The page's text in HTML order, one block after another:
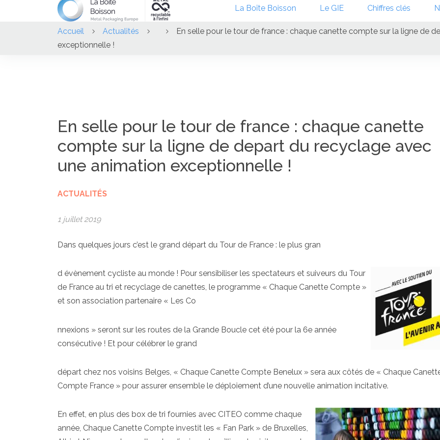
La Boîte Boisson Le GIE Chiffres clés
Accueil Actualités
En selle pour le tour de france : chaque canette compte sur la ligne de
exceptionnelle !
En selle pour le tour de france : chaque canette
compte sur la ligne de depart du recyclage avec
une animation exceptionnelle !
ACTUALITÉS
1 juillet 2019
Dans quelques jours c’est le grand départ du Tour de France : le plus gran
d évènement cycliste au monde ! Pour sensibiliser les spectateurs et suiveurs du Tour
de France au tri et recyclage de canettes, le programme « Chaque Canette Compte »
et son association partenaire « Les Co
nnexions » seront sur les routes de la Grande Boucle cet été pour la 6e année
consécutive ! Et pour célébrer le grand
départ chez nos voisins Belges, « Chaque Canette Compte Benelux » sera aux côtés de « Chaque
Compte France » pour assurer ensemble le déploiement d’une nouvelle animation incitative.
En effet, en plus des box de tri fournies avec CITEO comme chaque
année, Chaque Canette Compte investit les « Fan Park » de Bruxelles,